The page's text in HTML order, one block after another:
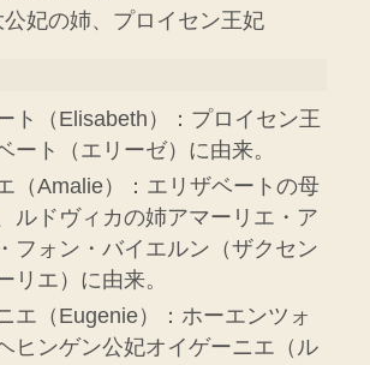
妃の姉、プロイセン王妃
ト（Elisabeth）：プロイセン王
ート（エリーゼ）に由来。
（Amalie）：エリザベートの母
ルドヴィカの姉アマーリエ・ア
フォン・バイエルン（ザクセン
リエ）に由来。
エ（Eugenie）：ホーエンツォ
ヒンゲン公妃オイゲーニエ（ル